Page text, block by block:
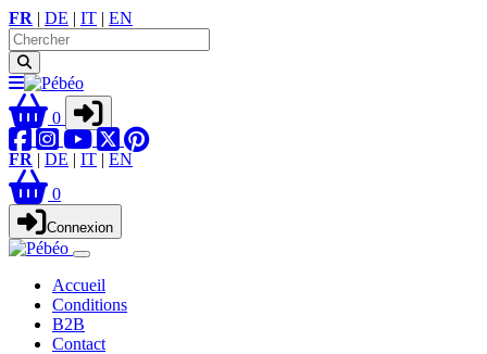
FR | DE | IT | EN
0
FR | DE | IT | EN
0
Connexion
Accueil
Conditions
B2B
Contact